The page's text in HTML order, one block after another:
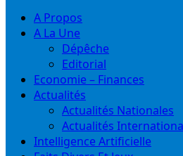
A Propos
A La Une
Dépêche
Editorial
Economie – Finances
Actualités
Actualités Nationales
Actualités
Intelligence Artificielle